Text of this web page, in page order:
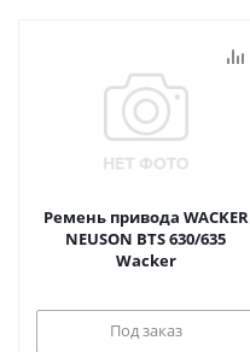
Ремень привода WACKER
NEUSON BTS 630/635
Wacker
Под заказ